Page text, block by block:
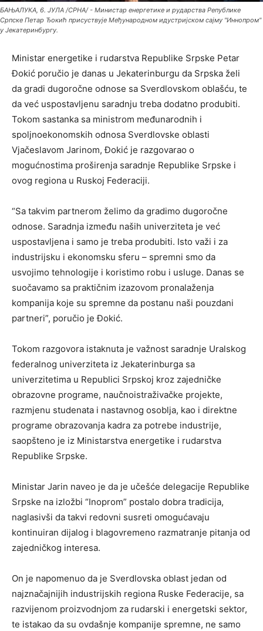
БАЊАЛУКА, 6. ЈУЛА /СРНА/ - Министар енергетике и рударства Републике
Српске Петар Ђокић присуствује Међународном идустријском сајму "Иннопром"
у Јекатеринбургу.
Ministar energetike i rudarstva Republike Srpske Petar
Đokić poručio je danas u Jekaterinburgu da Srpska želi
da gradi dugoročne odnose sa Sverdlovskom oblašću, te
da već uspostavljenu saradnju treba dodatno produbiti.
Tokom sastanka sa ministrom međunarodnih i
spoljnoekonomskih odnosa Sverdlovske oblasti
Vjačeslavom Jarinom, Đokić je razgovarao o
mogućnostima proširenja saradnje Republike Srpske i
ovog regiona u Ruskoj Federaciji.
“Sa takvim partnerom želimo da gradimo dugoročne
odnose. Saradnja između naših univerziteta je već
uspostavljena i samo je treba produbiti. Isto važi i za
industrijsku i ekonomsku sferu – spremni smo da
usvojimo tehnologije i koristimo robu i usluge. Danas se
suočavamo sa praktičnim izazovom pronalaženja
kompanija koje su spremne da postanu naši pouzdani
partneri”, poručio je Đokić.
Tokom razgovora istaknuta je važnost saradnje Uralskog
federalnog univerziteta iz Jekaterinburga sa
univerzitetima u Republici Srpskoj kroz zajedničke
obrazovne programe, naučnoistraživačke projekte,
razmjenu studenata i nastavnog osoblja, kao i direktne
programe obrazovanja kadra za potrebe industrije,
saopšteno je iz Ministarstva energetike i rudarstva
Republike Srpske.
Ministar Jarin naveo je da je učešće delegacije Republike
Srpske na izložbi “Inoprom” postalo dobra tradicija,
naglasivši da takvi redovni susreti omogućavaju
kontinuiran dijalog i blagovremeno razmatranje pitanja od
zajedničkog interesa.
On je napomenuo da je Sverdlovska oblast jedan od
najznačajnijih industrijskih regiona Ruske Federacije, sa
razvijenom proizvodnjom za rudarski i energetski sektor,
te istakao da su ovdašnje kompanije spremne, ne samo